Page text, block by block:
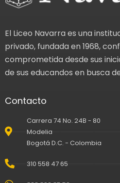
El Liceo Navarra es una
privado, fundada en 1968,
comprometida desde sus
de sus educandos en busca
Contacto
Carrera 74 No. 24B - 80
Modelia
Bogotá D.C. - Colombia
310 558 47 65